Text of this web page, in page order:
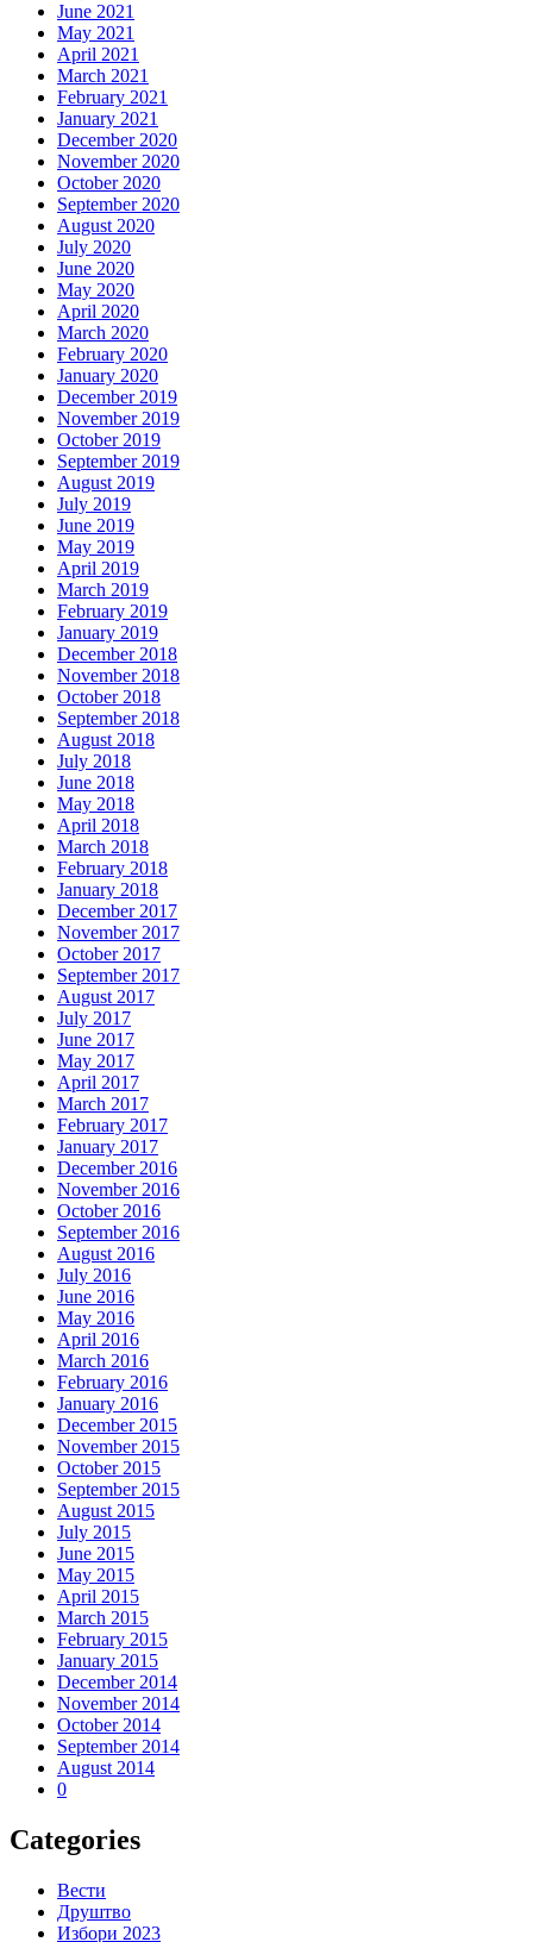
June 2021
May 2021
April 2021
March 2021
February 2021
January 2021
December 2020
November 2020
October 2020
September 2020
August 2020
July 2020
June 2020
May 2020
April 2020
March 2020
February 2020
January 2020
December 2019
November 2019
October 2019
September 2019
August 2019
July 2019
June 2019
May 2019
April 2019
March 2019
February 2019
January 2019
December 2018
November 2018
October 2018
September 2018
August 2018
July 2018
June 2018
May 2018
April 2018
March 2018
February 2018
January 2018
December 2017
November 2017
October 2017
September 2017
August 2017
July 2017
June 2017
May 2017
April 2017
March 2017
February 2017
January 2017
December 2016
November 2016
October 2016
September 2016
August 2016
July 2016
June 2016
May 2016
April 2016
March 2016
February 2016
January 2016
December 2015
November 2015
October 2015
September 2015
August 2015
July 2015
June 2015
May 2015
April 2015
March 2015
February 2015
January 2015
December 2014
November 2014
October 2014
September 2014
August 2014
0
Categories
Вести
Друштво
Избори 2023